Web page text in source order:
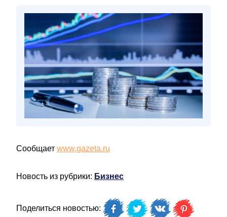
Сообщает www.gazeta.ru
Новость из рубрики: Бизнес
Поделиться новостью: